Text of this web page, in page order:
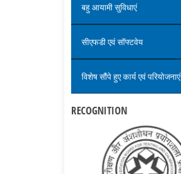
बहु आयामी सुविधाएं
सीएफडी एवं सॉफ्टवेय
विशेष सौंपे हुए कार्य एवं परियोजनाएं
RECOGNITION